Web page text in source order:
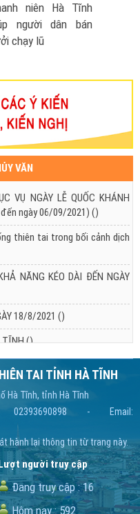
về
Bộ
tai
Cách phòng
- lũ lụt
VĂN
VỤ NGÀY LỄ QUỐC KHÁNH
ngày 06/09/2021) ()
thiên tai trong bối cảnh dịch
NĂNG KÉO DÀI ĐẾN NGÀY
18/8/2021 ()
TĨNH()
TAI TỈNH HÀ TĨNH
Hà Tĩnh, tỉnh Hà Tĩnh
- Email:
hành lại thông tin từ trang này.
người truy cập
Đang truy cập : 16
Hôm nay : 592